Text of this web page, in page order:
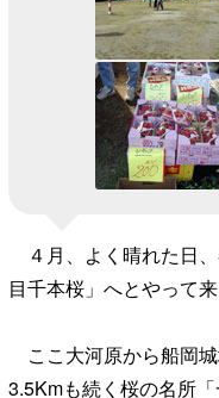
４月、よく晴れた日
目千本桜」へとやって来
ここ大河原から船岡城
3.5Kmも続く桜の名所